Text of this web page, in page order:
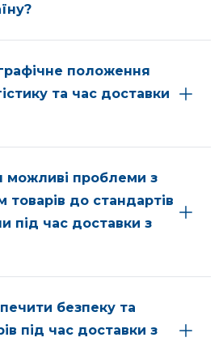
положення
та час доставки
можливі проблеми з
товарів до стандартів
під час доставки з
безпеку та
під час доставки з